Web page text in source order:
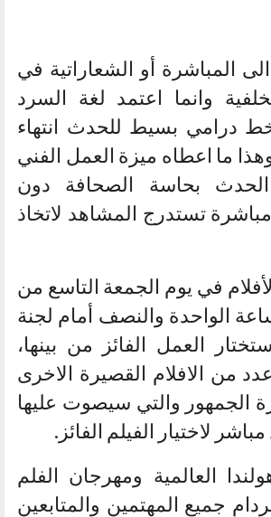
الى المباشرة أو الشعاراتية في
وانما اعتمد لغة السرد
خط درامي بسيط للحدث انتهاء
وهذا ما اعطاه ميزة العمل الفني
بحاسة الصحافة دون
تستدرج المشاهد لاتخاذ
في يوم الجمعة التاسع من
الواحدة والنصف أمام لجنة
العمل الفائز من بينها،
من الافلام القصيرة الاخرى
الجمهور والتي سيصوت عليها
لاختيار الفيلم الفائز.
العالمية ومهرجان الفلم
جميع المهتمين والمتابعين